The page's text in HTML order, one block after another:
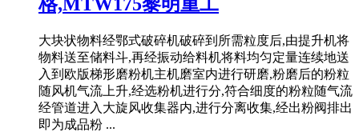
大块状物料经鄂式破碎机破碎到所需粒度后,由提升机将
物料送至储料斗,再经振动给料机将料均匀定量连续地送
入到欧版梯形磨粉机主机磨室内进行研磨,粉磨后的粉粒
随风机气流上升,经选粉机进行分,符合细度的粉粒随气流
经管道进入大旋风收集器内,进行分离收集,经出粉阀排出
即为成品粉 ...